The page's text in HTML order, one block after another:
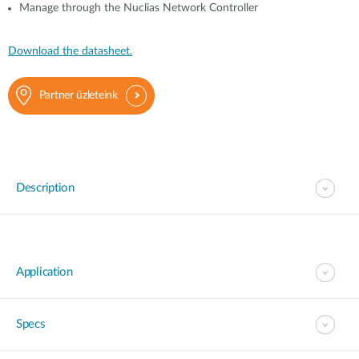
Manage through the Nuclias Network Controller
Download the datasheet.
Partner üzleteink
Description
Application
Specs